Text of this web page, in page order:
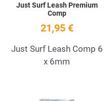
Just Surf Leash Premium
Comp
21,95 €
Just Surf Leash Comp 6
x 6mm